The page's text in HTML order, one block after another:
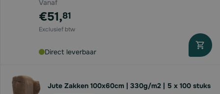
Vanaf
€51,81
Direct leverbaar
Jute Zakken 100x60cm | 330g/m2 | 5 x 100 stuks